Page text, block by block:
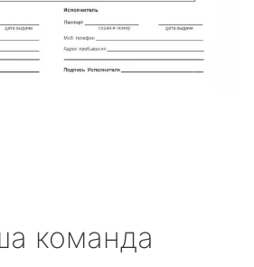
команда